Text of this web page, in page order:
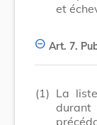
et
Art. 7.
(1) La